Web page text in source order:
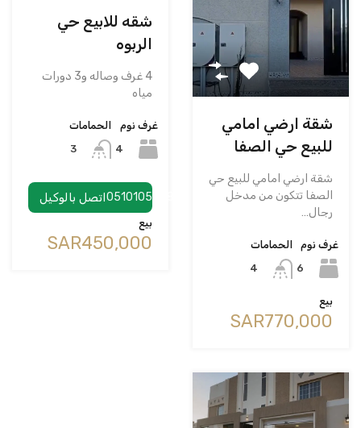
شقة ارضي امامي
للبيع حي الصفا
شقة ارضي امامي للبيع حي
الصفا تتكون من مدخل
رجال…
غرف نوم
6
الحمامات
4
بيع
‪SAR770,000
شقه للابيع حي
الربوه
4 غرف وصاله و3 دورات
مياه
غرف نوم
4
الحمامات
3
اتصل بالوكيل0510105858
بيع
‪SAR450,000